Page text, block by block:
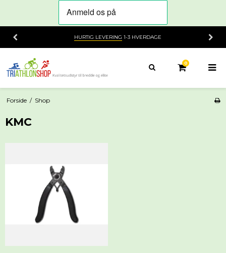
HURTIG LEVERING 1-3 HVERDAGE
0
Forside / Shop
KMC